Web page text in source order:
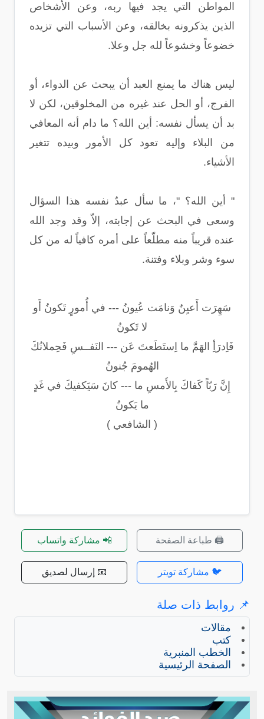
المواطن التي يجد فيها ربه، وعن الأشخاص
الذين يذكرونه بخالقه، وعن الأسباب التي تزيده
خضوعاً وخشوعاً لله جل وعلا.
ليس هناك ما يمنع العبد أن يبحث عن الدواء، أو
الفرج، أو الحل عند غيره من المخلوقين، لكن لا
بد أن يسأل نفسه: أين الله؟ ما دام أنه المعافي
من البلاء وإليه تعود كل الأمور وبيده تتغير
الأشياء.
" أين الله؟ "، ما سأل عبدٌ نفسه هذا السؤال
وسعى في البحث عن إجابته، إلاّ وقد وجد الله
عنده قريباً منه مطلّعاً على أمره كافياً له من كل
سوء وشر وبلاء وفتنة.
سَهِرَت أَعيِنٌ وَنامَت عُيونُ --- في أُمورٍ تَكونُ أَو
لا تَكونُ
فَاِدرَأِ الهَمَّ ما اِستَطَعتَ عَن --- النَفــسِ فَحِملانُكَ
الهُمومَ جُنونُ
إِنَّ رَبّاً كَفاكَ بِالأَمسِ ما --- كانَ سَيَكفيكَ في غَدٍ
ما يَكونُ
( الشافعي )
🖨️ طباعة الصفحة 📲 مشاركة واتساب
🐦 مشاركة تويتر 📧 إرسال لصديق
📌 روابط ذات صلة
مقالات
كتب
الخطب المنبرية
الصفحة الرئيسية